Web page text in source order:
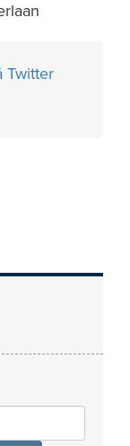
Twitter